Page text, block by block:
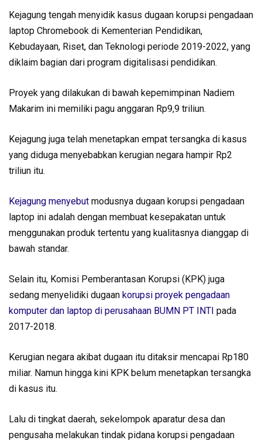
Kejagung tengah menyidik kasus dugaan korupsi pengadaan
laptop Chromebook di Kementerian Pendidikan,
Kebudayaan, Riset, dan Teknologi periode 2019-2022, yang
diklaim bagian dari program digitalisasi pendidikan.
Proyek yang dilakukan di bawah kepemimpinan Nadiem
Makarim ini memiliki pagu anggaran Rp9,9 triliun.
Kejagung juga telah menetapkan empat tersangka di kasus
yang diduga menyebabkan kerugian negara hampir Rp2
triliun itu.
Kejagung menyebut modusnya dugaan korupsi pengadaan
laptop ini adalah dengan membuat kesepakatan untuk
menggunakan produk tertentu yang kualitasnya dianggap di
bawah standar.
Selain itu, Komisi Pemberantasan Korupsi (KPK) juga
sedang menyelidiki dugaan korupsi proyek pengadaan
komputer dan laptop di perusahaan BUMN PT INTI pada
2017-2018.
Kerugian negara akibat dugaan itu ditaksir mencapai Rp180
miliar. Namun hingga kini KPK belum menetapkan tersangka
di kasus itu.
Lalu di tingkat daerah, sekelompok aparatur desa dan
pengusaha melakukan tindak pidana korupsi pengadaan